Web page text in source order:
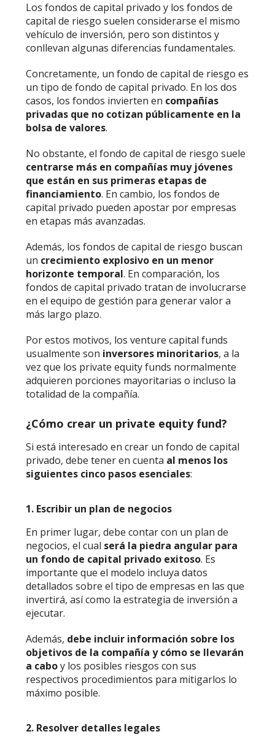
Los fondos de capital privado y los fondos de
capital de riesgo suelen considerarse el mismo
vehículo de inversión, pero son distintos y
conllevan algunas diferencias fundamentales.
Concretamente, un fondo de capital de riesgo es
un tipo de fondo de capital privado. En los dos
casos, los fondos invierten en compañías
privadas que no cotizan públicamente en la
bolsa de valores.
No obstante, el fondo de capital de riesgo suele
centrarse más en compañías muy jóvenes
que están en sus primeras etapas de
financiamiento. En cambio, los fondos de
capital privado pueden apostar por empresas
en etapas más avanzadas.
Además, los fondos de capital de riesgo buscan
un crecimiento explosivo en un menor
horizonte temporal. En comparación, los
fondos de capital privado tratan de involucrarse
en el equipo de gestión para generar valor a
más largo plazo.
Por estos motivos, los venture capital funds
usualmente son inversores minoritarios, a la
vez que los private equity funds normalmente
adquieren porciones mayoritarias o incluso la
totalidad de la compañía.
¿Cómo crear un private equity fund?
Si está interesado en crear un fondo de capital
privado, debe tener en cuenta al menos los
siguientes cinco pasos esenciales:
1. Escribir un plan de negocios
En primer lugar, debe contar con un plan de
negocios, el cual será la piedra angular para
un fondo de capital privado exitoso. Es
importante que el modelo incluya datos
detallados sobre el tipo de empresas en las que
invertirá, así como la estrategia de inversión a
ejecutar.
Además, debe incluir información sobre los
objetivos de la compañía y cómo se llevarán
a caboy los posibles riesgos con sus
respectivos procedimientos para mitigarlos lo
máximo posible.
2. Resolver detalles legales